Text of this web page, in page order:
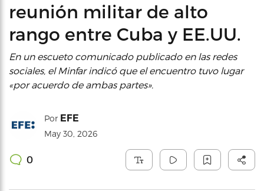
reunión militar de alto
rango entre Cuba y EE.UU.
En un escueto comunicado publicado en las redes
sociales, el Minfar indicó que el encuentro tuvo lugar
«por acuerdo de ambas partes».
Por EFE
May 30, 2026
0